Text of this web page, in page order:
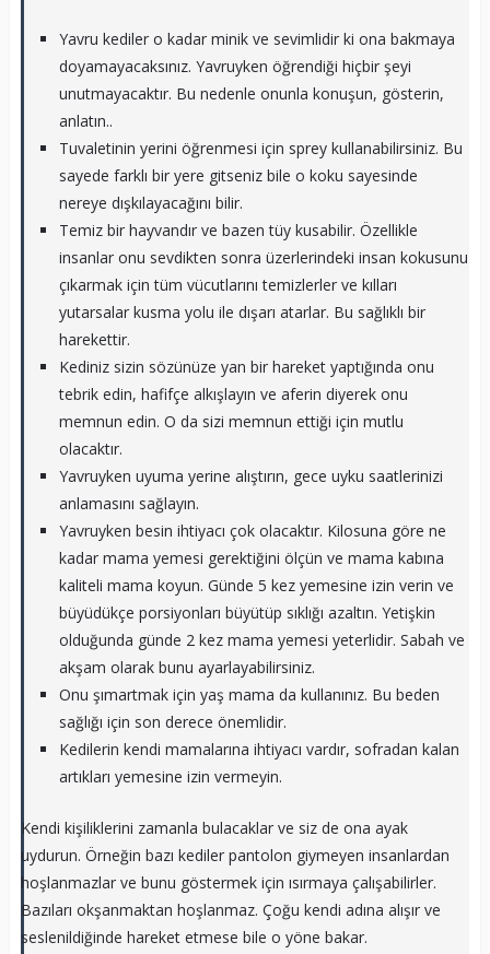
Yavru kediler o kadar minik ve sevimlidir ki ona bakmaya
doyamayacaksınız. Yavruyken öğrendiği hiçbir şeyi
unutmayacaktır. Bu nedenle onunla konuşun, gösterin,
anlatın..
Tuvaletinin yerini öğrenmesi için sprey kullanabilirsiniz. Bu
sayede farklı bir yere gitseniz bile o koku sayesinde
nereye dışkılayacağını bilir.
Temiz bir hayvandır ve bazen tüy kusabilir. Özellikle
insanlar onu sevdikten sonra üzerlerindeki insan kokusunu
çıkarmak için tüm vücutlarını temizlerler ve kılları
yutarsalar kusma yolu ile dışarı atarlar. Bu sağlıklı bir
harekettir.
Kediniz sizin sözünüze yan bir hareket yaptığında onu
tebrik edin, hafifçe alkışlayın ve aferin diyerek onu
memnun edin. O da sizi memnun ettiği için mutlu
olacaktır.
Yavruyken uyuma yerine alıştırın, gece uyku saatlerinizi
anlamasını sağlayın.
Yavruyken besin ihtiyacı çok olacaktır. Kilosuna göre ne
kadar mama yemesi gerektiğini ölçün ve mama kabına
kaliteli mama koyun. Günde 5 kez yemesine izin verin ve
büyüdükçe porsiyonları büyütüp sıklığı azaltın. Yetişkin
olduğunda günde 2 kez mama yemesi yeterlidir. Sabah ve
akşam olarak bunu ayarlayabilirsiniz.
Onu şımartmak için yaş mama da kullanınız. Bu beden
sağlığı için son derece önemlidir.
Kedilerin kendi mamalarına ihtiyacı vardır, sofradan kalan
artıkları yemesine izin vermeyin.
Kendi kişiliklerini zamanla bulacaklar ve siz de ona ayak
uydurun. Örneğin bazı kediler pantolon giymeyen insanlardan
hoşlanmazlar ve bunu göstermek için ısırmaya çalışabilirler.
Bazıları okşanmaktan hoşlanmaz. Çoğu kendi adına alışır ve
seslenildiğinde hareket etmese bile o yöne bakar.